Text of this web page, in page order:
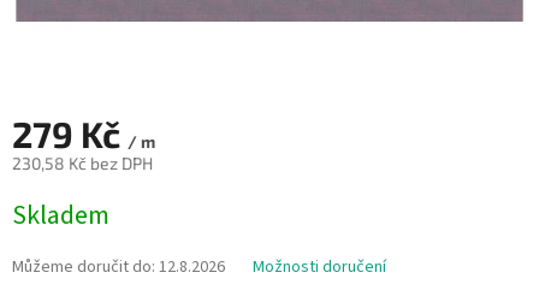
279 Kč / m
230,58 Kč bez DPH
cena:
Skladem
Můžeme doručit do: 12.8.2026 Možnosti doručení